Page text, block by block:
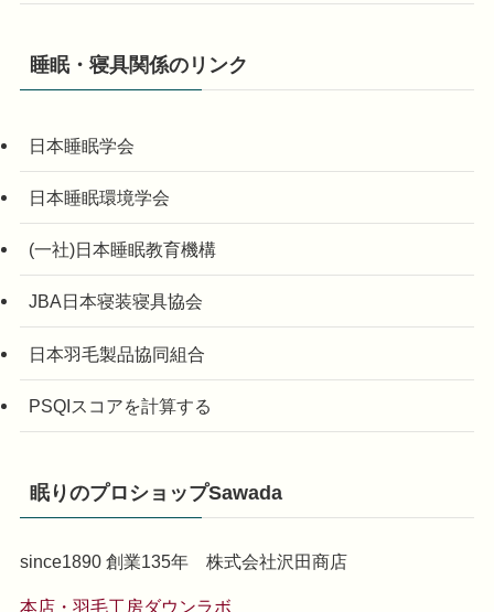
睡眠・寝具関係のリンク
日本睡眠学会
日本睡眠環境学会
(一社)日本睡眠教育機構
JBA日本寝装寝具協会
日本羽毛製品協同組合
PSQIスコアを計算する
眠りのプロショップSawada
since1890 創業135年 株式会社沢田商店
本店・羽毛工房ダウンラボ